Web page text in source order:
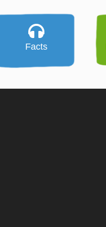
Facts